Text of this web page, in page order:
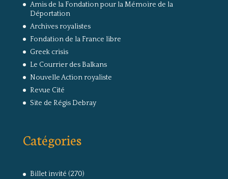
Amis de la Fondation pour la Mémoire de la
Déportation
Archives royalistes
Fondation de la France libre
Greek crisis
Le Courrier des Balkans
Nouvelle Action royaliste
Revue Cité
Site de Régis Debray
Catégories
Billet invité (270)